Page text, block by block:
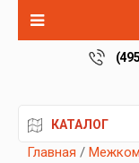
КАТАЛОГ
Главная /